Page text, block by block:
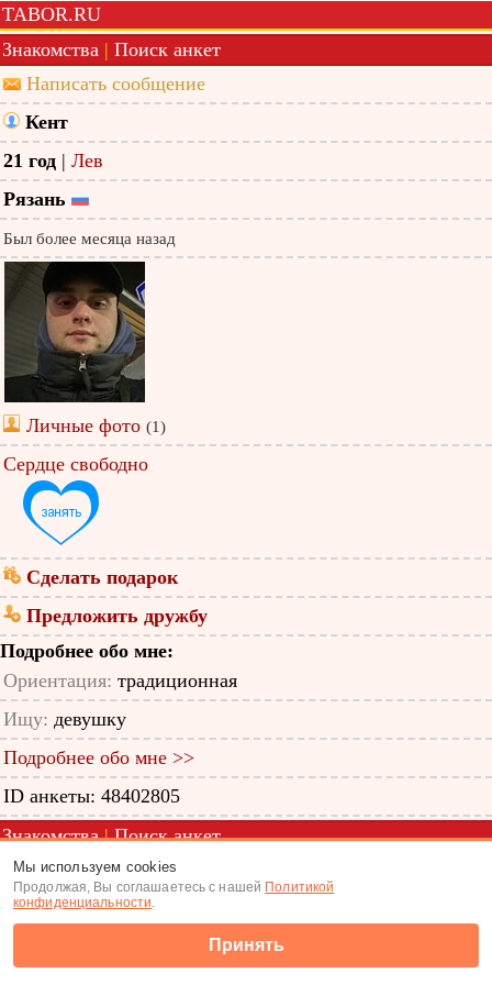
TABOR.RU
Знакомства | Поиск анкет
Написать сообщение
Кент
21 год | Лев
Рязань
Был более месяца назад
Личные фото (1)
Сердце свободно
Сделать подарок
Предложить дружбу
Подробнее обо мне:
Ориентация: традиционная
Ищу: девушку
Подробнее обо мне >>
ID анкеты: 48402805
Знакомства|Поиск анкет
(c) Tabor.ru 2026
Мы используем cookies
Продолжая, Вы соглашаетесь с нашей Политикой
конфиденциальности.
Принять